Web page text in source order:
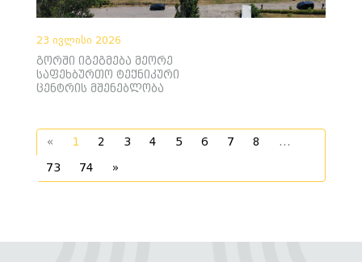
23 ივლისი 2026
გორში იგეგმება მეორე
საფეხბურთო ტექნიკური
ცენტრის მშენებლობა
« 1 2 3 4 5 6 7 8
...
73
74 »